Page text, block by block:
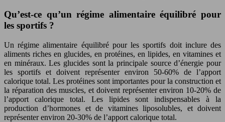
Qu’est-ce qu’un régime alimentaire équilibré pour
les sportifs ?
Un régime alimentaire équilibré pour les sportifs doit inclure des
aliments riches en glucides, en protéines, en lipides, en vitamines et
en minéraux. Les glucides sont la principale source d’énergie pour
les sportifs et doivent représenter environ 50-60% de l’apport
calorique total. Les protéines sont importantes pour la construction et
la réparation des muscles, et doivent représenter environ 10-20% de
l’apport calorique total. Les lipides sont indispensables à la
production d’hormones et de vitamines liposolubles, et doivent
représenter environ 20-30% de l’apport calorique total.